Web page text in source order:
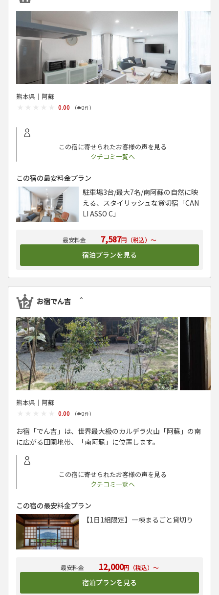
熊本県│阿蘇
0.00 （全0件）
この宿に寄せられたお客様の声を見る
クチコミ一覧へ
7,587円（税込）～
宿泊プランを見る
この宿の最安料金プラン
駐車場3台/最大7名/南阿蘇の自然に映
える、スタイリッシュな貸切宿「CAN
LI ASSO C」
お宿でん吉 ＾
熊本県│阿蘇
0.00 （全0件）
お宿「でん吉」は、世界最大級のカルデラ火山「阿蘇」の南
に広がる田園地帯、「南阿蘇」に位置します。
この宿に寄せられたお客様の声を見る
クチコミ一覧へ
12,000円（税込）～
宿泊プランを見る
この宿の最安料金プラン
【1日1組限定】一棟まるごと貸切り